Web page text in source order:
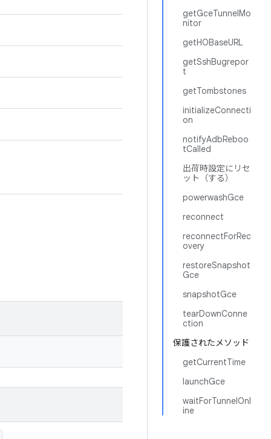
getGceTunnelMo
nitor
getHOBaseURL
getSshBugrepor
t
getTombstones
initializeConnecti
on
notifyAdbReboo
tCalled
出荷時設定にリセ
ット（する）
powerwashGce
reconnect
reconnectForRec
overy
restoreSnapshot
Gce
snapshotGce
tearDownConne
ction
保護されたメソッド
getCurrentTime
launchGce
waitForTunnelOnl
ine